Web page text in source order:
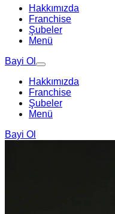
Hakkımızda
Franchise
Şubeler
Menü
Bayi Ol
Hakkımızda
Franchise
Şubeler
Menü
Bayi Ol